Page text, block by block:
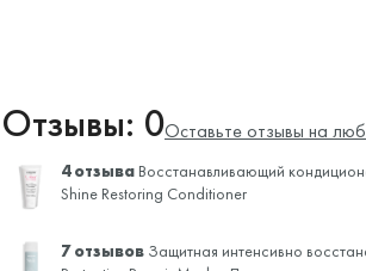
Отзывы: 0Оставьте отзывы на
4 отзыва Восстанавливающий
Shine Restoring Conditioner
7 отзывов Защитная интенсивно